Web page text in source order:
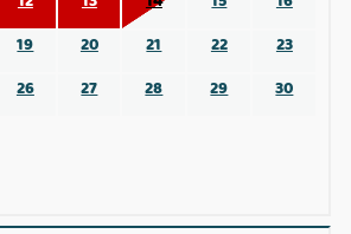
19 20 21 22
23
26 27 28 29
30